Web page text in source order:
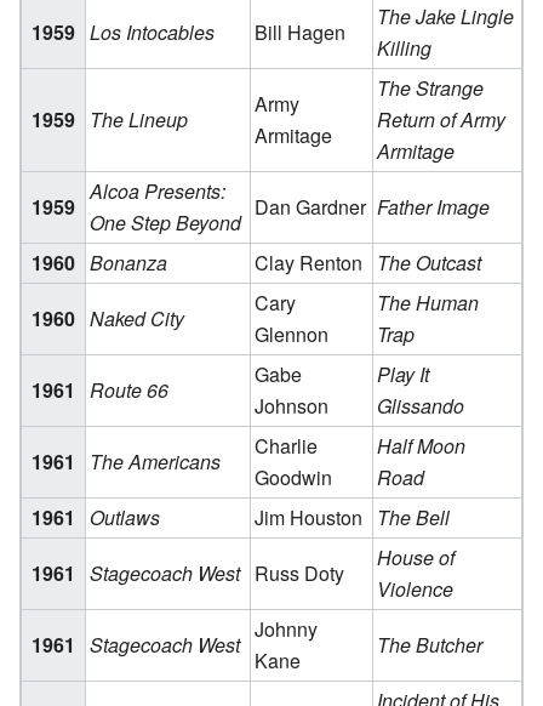
1959 Los Intocables Bill Hagen
The Jake Lingle
Killing
1959 The Lineup
Army
Armitage
The Strange
Return of Army
Armitage
1959
Alcoa Presents:
One Step Beyond
Dan Gardner Father Image
1960 Bonanza Clay Renton
The Outcast
1960 Naked City
Cary
Glennon
The Human
Trap
1961
Route 66
Gabe
Johnson
Play It
Glissando
1961
The Americans
Charlie
Goodwin
Half Moon
Road
1961
Outlaws Jim Houston
The Bell
1961
Stagecoach West Russ Doty
House of
Violence
1961
Stagecoach West
Johnny
Kane
The Butcher